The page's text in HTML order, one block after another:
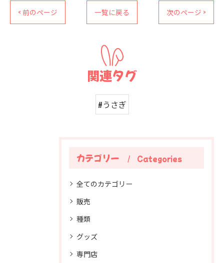
< 前のページ 一覧に戻る 次のページ >
関連タグ
#うさぎ
カテゴリー Categories
全てのカテゴリー
販売
種類
グッズ
専門店